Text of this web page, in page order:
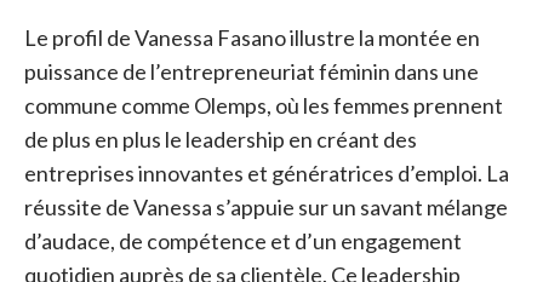
Le profil de Vanessa Fasano illustre la montée en
puissance de l’entrepreneuriat féminin dans une
commune comme Olemps, où les femmes prennent
de plus en plus le leadership en créant des
entreprises innovantes et génératrices d’emploi. La
réussite de Vanessa s’appuie sur un savant mélange
d’audace, de compétence et d’un engagement
quotidien auprès de sa clientèle. Ce leadership